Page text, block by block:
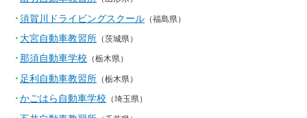
須賀川ドライビングスクール （福島県）
大宮自動車教習所 （茨城県）
那須自動車学校 （栃木県）
足利自動車教習所 （栃木県）
かごはら自動車学校 （埼玉県）